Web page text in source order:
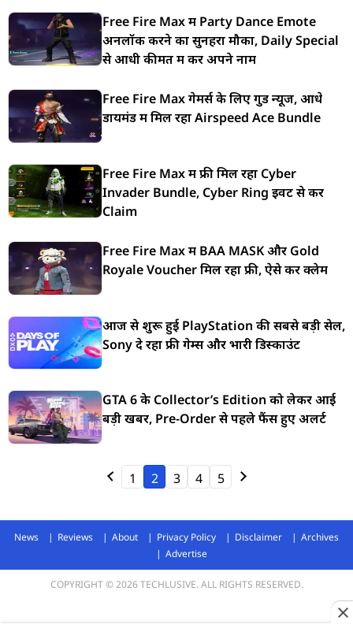
Free Fire Max में Party Dance Emote
अनलॉक करने का सुनहरा मौका, Daily Special
से आधी कीमत में करें अपने नाम
Free Fire Max गेमर्स के लिए गुड न्यूज, आधे
डायमंड में मिल रहा Airspeed Ace Bundle
Free Fire Max में फ्री मिल रहा Cyber
Invader Bundle, Cyber Ring इवेंट से करें
Claim
Free Fire Max में BAA MASK और Gold
Royale Voucher मिल रहा फ्री, ऐसे करें क्लेम
आज से शुरू हुई PlayStation की सबसे बड़ी सेल,
Sony दे रहा फ्री गेम्स और भारी डिस्काउंट
GTA 6 के Collector’s Edition को लेकर आई
बड़ी खबर, Pre-Order से पहले फैंस हुए अलर्ट
1 2 3 4 5
News Reviews About Privacy Policy Disclaimer
Archives
Advertise
COPYRIGHT © 2026 TECHLUSIVE. ALL RIGHTS RESERVED.